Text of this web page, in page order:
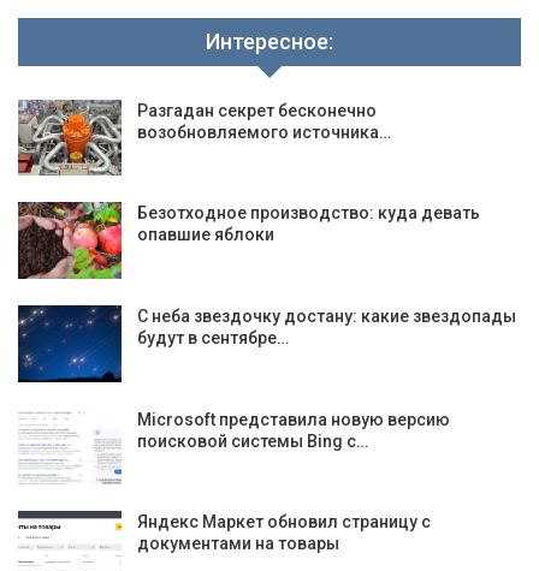
Интересное:
Разгадан секрет бесконечно
возобновляемого источника…
Безотходное производство: куда девать
опавшие яблоки
С неба звездочку достану: какие звездопады
будут в сентябре…
Microsoft представила новую версию
поисковой системы Bing с…
Яндекс Маркет обновил страницу с
документами на товары